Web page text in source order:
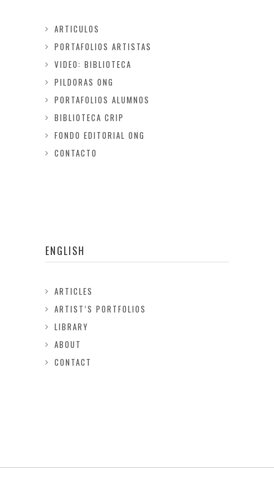
ARTICULOS
PORTAFOLIOS ARTISTAS
VIDEO: BIBLIOTECA
PILDORAS ONG
PORTAFOLIOS ALUMNOS
BIBLIOTECA CRIP
FONDO EDITORIAL ONG
CONTACTO
ENGLISH
ARTICLES
ARTIST’S PORTFOLIOS
LIBRARY
ABOUT
CONTACT